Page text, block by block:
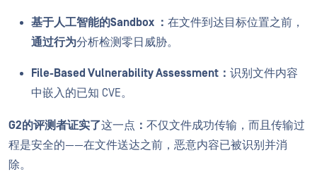
基于人工智能的Sandbox ： 在文件到达目标位置之前，
通过行为分析检测零日威胁。
File-Based Vulnerability Assessment： 识别文件内容
中嵌入的已知 CVE。
G2的评测者证实了这一点 ： 不仅文件成功传输，而且传输过
程是安全的——在文件送达之前，恶意内容已被识别并消
除。